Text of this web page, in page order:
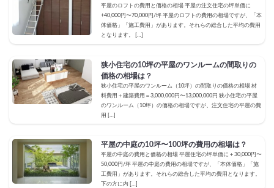
平屋のロフトの費用と価格の相場 平屋の注文住宅の坪単価に
+40,000円〜70,000円/坪 平屋のロフトの費用の相場ですが、「本
体価格」「施工費用」があります。それらの総合した平均の費用
となります。 […]
狭小住宅の10坪の平屋のワンルームの間取りの
価格の相場は？
狭小住宅の平屋のワンルーム（10坪）の間取りの価格の相場 材
料費用＋建築費用＝3,000,000円〜13,000,000円 狭小住宅の平屋
のワンルーム（10坪）の価格の相場ですが、注文住宅の平屋の費
用 […]
平屋の中庭の10坪〜100坪の費用の相場は？
平屋の中庭の費用と価格の相場 平屋住宅の坪単価に＋30,000円〜
50,000円/坪 平屋の中庭の費用の相場ですが、「本体価格」「施
工費用」があります。それらの総合した平均の費用となります。
下の方に内 […]